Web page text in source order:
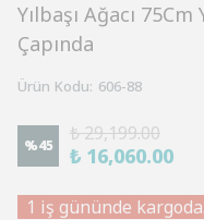
Yılbaşı Ağacı
Çapında
Ürün Kodu: 606-88
%45
₺ 29,199.00
₺ 16,060.00
1 iş gününde kargoda.